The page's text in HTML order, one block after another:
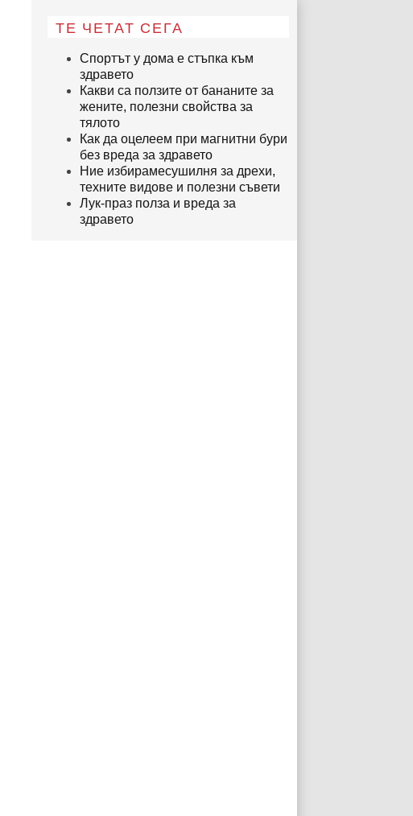
ТЕ ЧЕТАТ СЕГА
Спортът у дома е стъпка към
здравето
Какви са ползите от бананите за
жените, полезни свойства за
тялото
Как да оцелеем при магнитни бури
без вреда за здравето
Ние избирамесушилня за дрехи,
техните видове и полезни съвети
Лук-праз полза и вреда за
здравето